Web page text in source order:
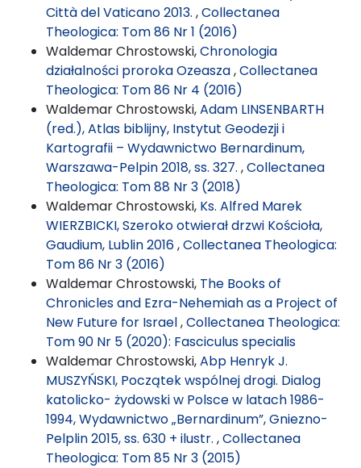
Città del Vaticano 2013. ,Collectanea
Theologica: Tom 86 Nr 1 (2016)
Waldemar Chrostowski,Chronologia
działalności proroka Ozeasza,Collectanea
Theologica: Tom 86 Nr 4 (2016)
Waldemar Chrostowski,Adam LINSENBARTH
(red.), Atlas biblijny, Instytut Geodezji i
Kartografii – Wydawnictwo Bernardinum,
Warszawa-Pelpin 2018, ss. 327. ,Collectanea
Theologica: Tom 88 Nr 3 (2018)
Waldemar Chrostowski, Ks. Alfred Marek
WIERZBICKI, Szeroko otwierał drzwi Kościoła,
Gaudium, Lublin 2016,Collectanea Theologica:
Tom 86 Nr 3 (2016)
Waldemar Chrostowski, The Books of
Chronicles and Ezra-Nehemiah as a Project of
New Future for Israel,Collectanea Theologica:
Tom 90 Nr 5 (2020): Fasciculus specialis
Waldemar Chrostowski,Abp Henryk J.
MUSZYŃSKI, Początek wspólnej drogi. Dialog
katolicko- żydowski w Polsce w latach 1986-
1994, Wydawnictwo „Bernardinum”, Gniezno-
Pelplin 2015, ss. 630 + ilustr. ,Collectanea
Theologica: Tom 85 Nr 3 (2015)